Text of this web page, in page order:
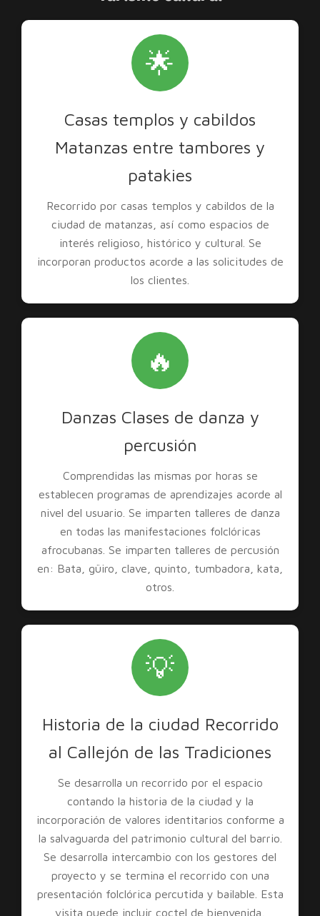
🌟
Casas templos y cabildos
Matanzas entre tambores y
patakies
Recorrido por casas templos y cabildos de la
ciudad de matanzas, así como espacios de
interés religioso, histórico y cultural. Se
incorporan productos acorde a las solicitudes de
los clientes.
🔥
Danzas Clases de danza y
percusión
Comprendidas las mismas por horas se
establecen programas de aprendizajes acorde al
nivel del usuario. Se imparten talleres de danza
en todas las manifestaciones folclóricas
afrocubanas. Se imparten talleres de percusión
en: Bata, güiro, clave, quinto, tumbadora, kata,
otros.
💡
Historia de la ciudad Recorrido
al Callejón de las Tradiciones
Se desarrolla un recorrido por el espacio
contando la historia de la ciudad y la
incorporación de valores identitarios conforme a
la salvaguarda del patrimonio cultural del barrio.
Se desarrolla intercambio con los gestores del
proyecto y se termina el recorrido con una
presentación folclórica percutida y bailable. Esta
visita puede incluir coctel de bienvenida,